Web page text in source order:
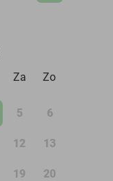
Za Zo
5 6
12 13
19 20